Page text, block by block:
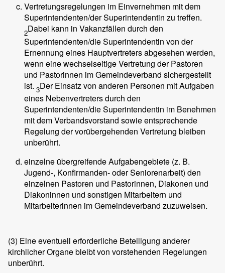
Vertretungsregelungen im Einvernehmen mit dem
Superintendenten/der Superintendentin zu treffen.
2Dabei kann in Vakanzfällen durch den
Superintendenten/die Superintendentin von der
Ernennung eines Hauptvertreters abgesehen werden,
wenn eine wechselseitige Vertretung der Pastoren
und Pastorinnen im Gemeindeverband sichergestellt
ist. 3Der Einsatz von anderen Personen mit Aufgaben
eines Nebenvertreters durch den
Superintendenten/die Superintendentin im Benehmen
mit dem Verbandsvorstand sowie entsprechende
Regelung der vorübergehenden Vertretung bleiben
unberührt.
einzelne übergreifende Aufgabengebiete (z. B.
Jugend-, Konfirmanden- oder Seniorenarbeit) den
einzelnen Pastoren und Pastorinnen, Diakonen und
Diakoninnen und sonstigen Mitarbeitern und
Mitarbeiterinnen im Gemeindeverband zuzuweisen.
(3) Eine eventuell erforderliche Beteiligung anderer
kirchlicher Organe bleibt von vorstehenden Regelungen
unberührt.